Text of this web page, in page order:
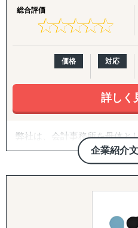
↳ アジア（中東ほか）：ドバ
ド・バングラデシュ・モンゴル
↳ 欧米：アメリカ・イギリス
※サポート内容により、対応
があります。
------------------------------------
■ 対応施策について
◆以下はこれまで当社で実績
援パッケージです。
『LocaBrain（ロカブレイン
↳ AIが出した"答えっぽいも
わせする。海外進出の現地顧
総合評価
★★★★★
★★★★★
価格 対応
詳しく
企業紹介
弊社は、会計事務所を母体と
従業員357名のグローバルコ
2007年に日本の会計事務所と
20年近い海外実務の蓄積があ